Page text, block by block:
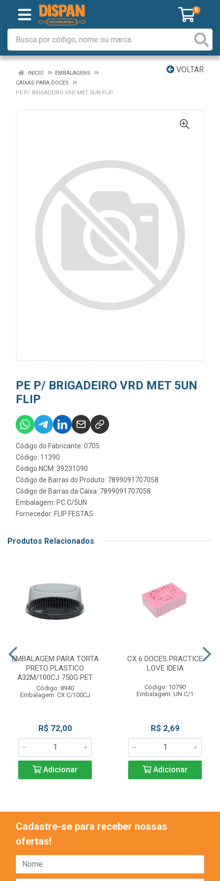
0
VOLTAR
INÍCIO
EMBALAGENS
CAIXAS PARA DOCES
PE P/ BRIGADEIRO VRD MET 5UN FLIP
PE P/ BRIGADEIRO VRD MET 5UN
FLIP
Código do Fabricante: 0705
Código: 11390
Código NCM: 39231090
Código de Barras do Produto: 7899091707058
Código de Barras da Caixa: 7899091707058
Embalagem: PC C/5UN
Fornecedor: FLIP FESTAS
Produtos Relacionados
EMBALAGEM PARA TORTA
PRETO PLASTICO
A32M/100CJ 750G PET
Código: 8940
Embalagem: CX C/100CJ
R$ 72,00
Adicionar
CX 6 DOCES PRACTICE
LOVE IDEIA
Código: 10790
Embalagem: UN C/1
R$ 2,69
Adicionar
Cadastre-se para receber nossas
ofertas!